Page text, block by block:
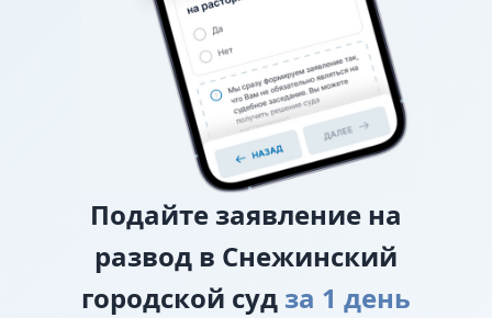
Подайте заявление на
развод в Снежинский
городской суд за 1 день